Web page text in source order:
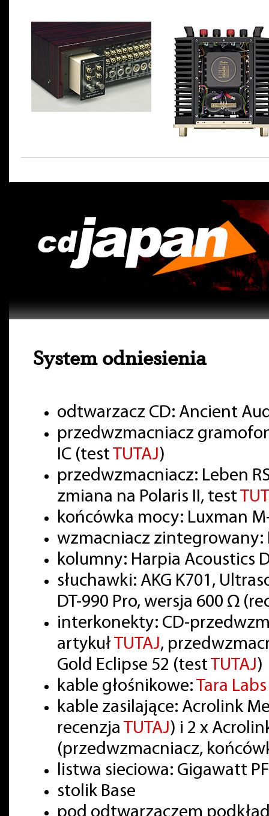
System odniesienia
odtwarzacz CD: Ancient
przedwzmacniacz
IC (test
TUTAJ)
przedwzmacniacz: Leben
zmiana na Polaris II, test
końcówka mocy: Luxman
wzmacniacz zintegrowany:
kolumny: Harpia Acoustics
słuchawki: AKG K701,
DT-990 Pro, wersja 600 Ω
interkonekty: CD-
artykuł
TUTAJ,
Gold Eclipse 52 (test
TUTAJ)
kable głośnikowe:
Tara
kable zasilające: Acrolink
recenzja
TUTAJ) i 2 x
(przedwzmacniacz,
listwa sieciowa: Gigawatt
stolik Base
pod odtwarzaczem